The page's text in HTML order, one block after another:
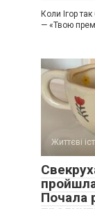
Коли Ігор
— «Твою
Життєві
Почала